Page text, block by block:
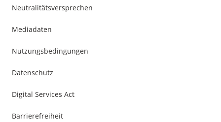
Neutralitätsversprechen
Mediadaten
Nutzungsbedingungen
Datenschutz
Digital Services Act
Barrierefreiheit